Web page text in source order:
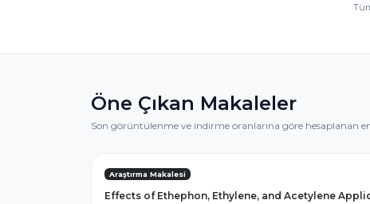
Öne Çıkan Makaleler
Son görüntülenme ve indirme oranlarına göre hesaplanan
Araştırma Makalesi
Effects of Ethephon, Ethylene, and Acetylene